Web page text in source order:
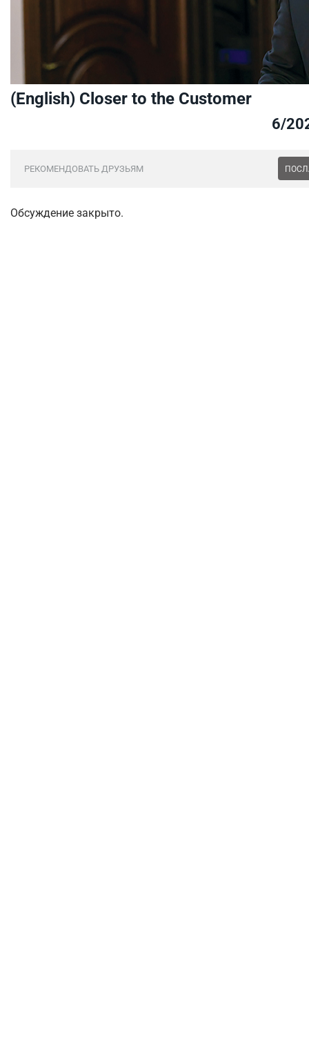
(English) Closer to the Customer
6/
РЕКОМЕНДОВАТЬ ДРУЗЬЯМ
Обсуждение закрыто.